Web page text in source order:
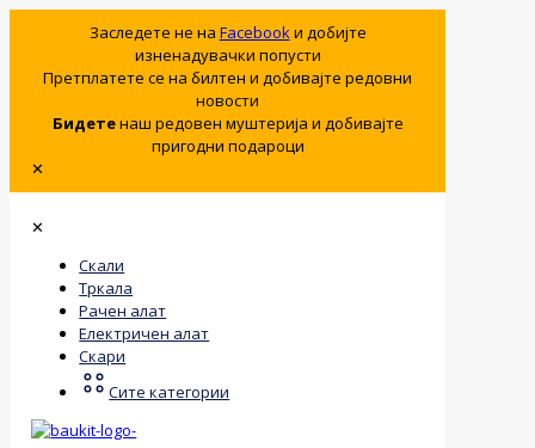
Заследете не на Facebookи добијте
изненадувачки попусти
Претплатете се на билтен и добивајте редовни
новости
Бидетенаш редовен муштерија и добивајте
пригодни подароци
✕
✕
Скали
Тркала
Рачен алат
Електричен алат
Скари
Сите категории